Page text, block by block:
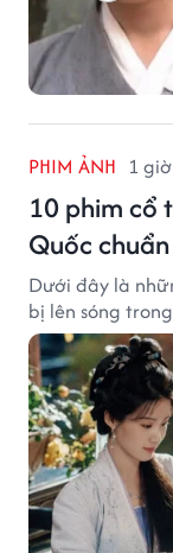
PHIM ẢNH 1
10 phim cổ
Quốc
Dưới đây là
bị lên sóng